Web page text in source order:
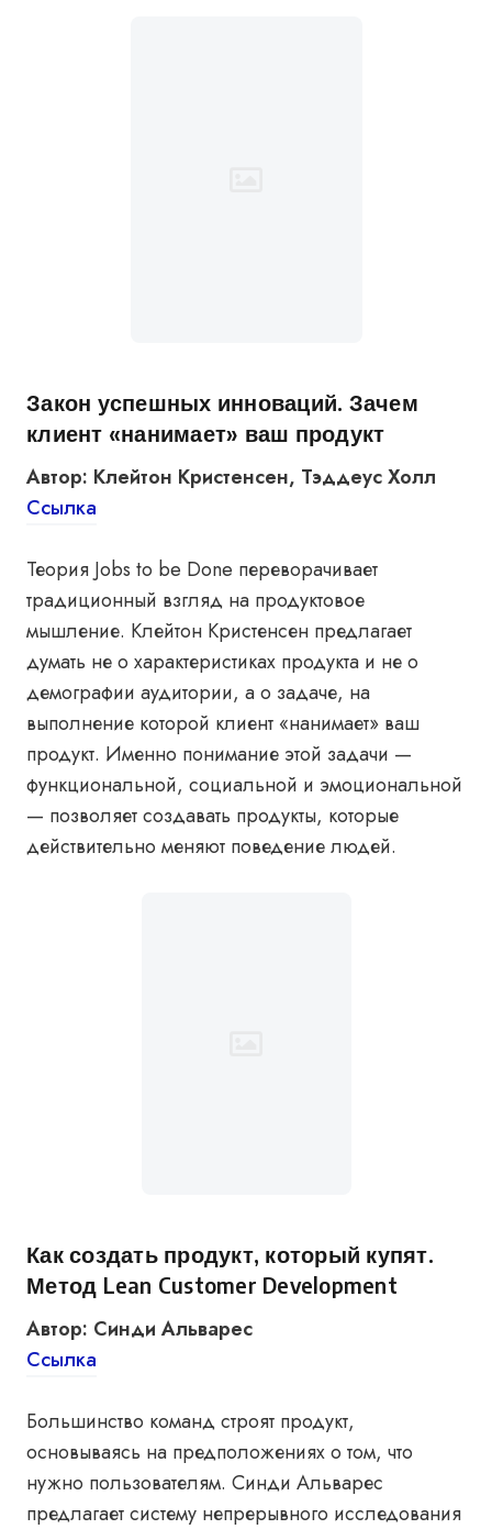
Закон успешных инноваций. Зачем
клиент «нанимает» ваш продукт
Автор: Клейтон Кристенсен, Тэддеус Холл
Ссылка
Теория Jobs to be Done переворачивает
традиционный взгляд на продуктовое
мышление. Клейтон Кристенсен предлагает
думать не о характеристиках продукта и не о
демографии аудитории, а о задаче, на
выполнение которой клиент «нанимает» ваш
продукт. Именно понимание этой задачи —
функциональной, социальной и эмоциональной
— позволяет создавать продукты, которые
действительно меняют поведение людей.
Как создать продукт, который купят.
Метод Lean Customer Development
Автор: Синди Альварес
Ссылка
Большинство команд строят продукт,
основываясь на предположениях о том, что
нужно пользователям. Синди Альварес
предлагает систему непрерывного исследования